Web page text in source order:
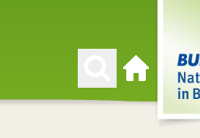
Zur Startseite